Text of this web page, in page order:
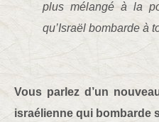
plus mélangé à la
qu’Israël bombarde à
Vous parlez d’un
israélienne qui bombarde